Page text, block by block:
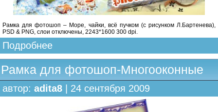
Рамка для фотошоп – Море, чайки, всё пучком (с рисунком Л.Бартенева),
PSD & PNG, слои отключены, 2243*1600 300 dpi.
Подробнее
Рамка для фотошоп-Многооконные
автор: adita8 | 24 сентября 2009